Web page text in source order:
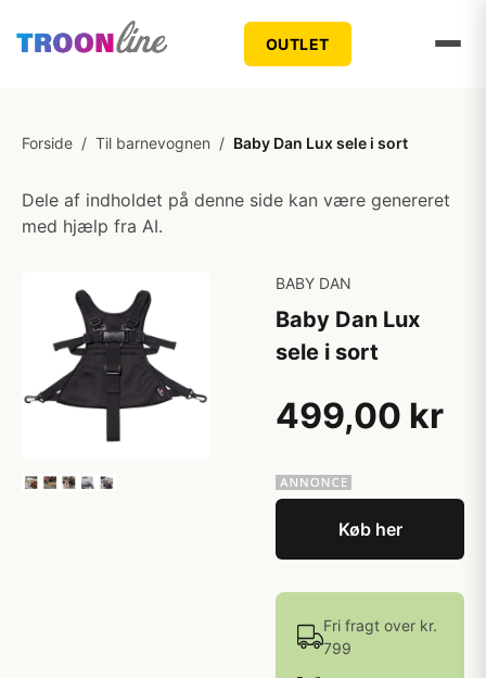
OUTLET
Forside / Til barnevognen / Baby Dan Lux sele i sort
Dele af indholdet på denne side kan være genereret
med hjælp fra AI.
BABY DAN
Baby Dan Lux
sele i sort
499,00 kr
Køb her
Fri fragt over kr.
799